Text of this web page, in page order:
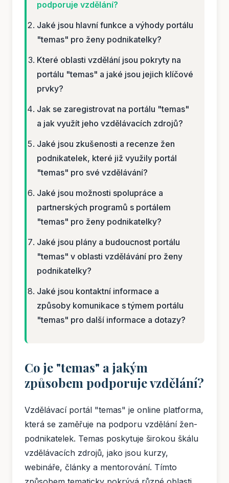
podporuje vzdělání?
Jaké jsou hlavní funkce a výhody portálu
"temas" pro ženy podnikatelky?
Které oblasti vzdělání jsou pokryty na
portálu "temas" a jaké jsou jejich klíčové
prvky?
Jak se zaregistrovat na portálu "temas"
a jak využít jeho vzdělávacích zdrojů?
Jaké jsou zkušenosti a recenze žen
podnikatelek, které již využily portál
"temas" pro své vzdělávání?
Jaké jsou možnosti spolupráce a
partnerských programů s portálem
"temas" pro ženy podnikatelky?
Jaké jsou plány a budoucnost portálu
"temas" v oblasti vzdělávání pro ženy
podnikatelky?
Jaké jsou kontaktní informace a
způsoby komunikace s týmem portálu
"temas" pro další informace a dotazy?
Co je "temas" a jakým
způsobem podporuje vzdělání?
Vzdělávací portál "temas" je online platforma,
která se zaměřuje na podporu vzdělání žen-
podnikatelek. Temas poskytuje širokou škálu
vzdělávacích zdrojů, jako jsou kurzy,
webináře, články a mentorování. Tímto